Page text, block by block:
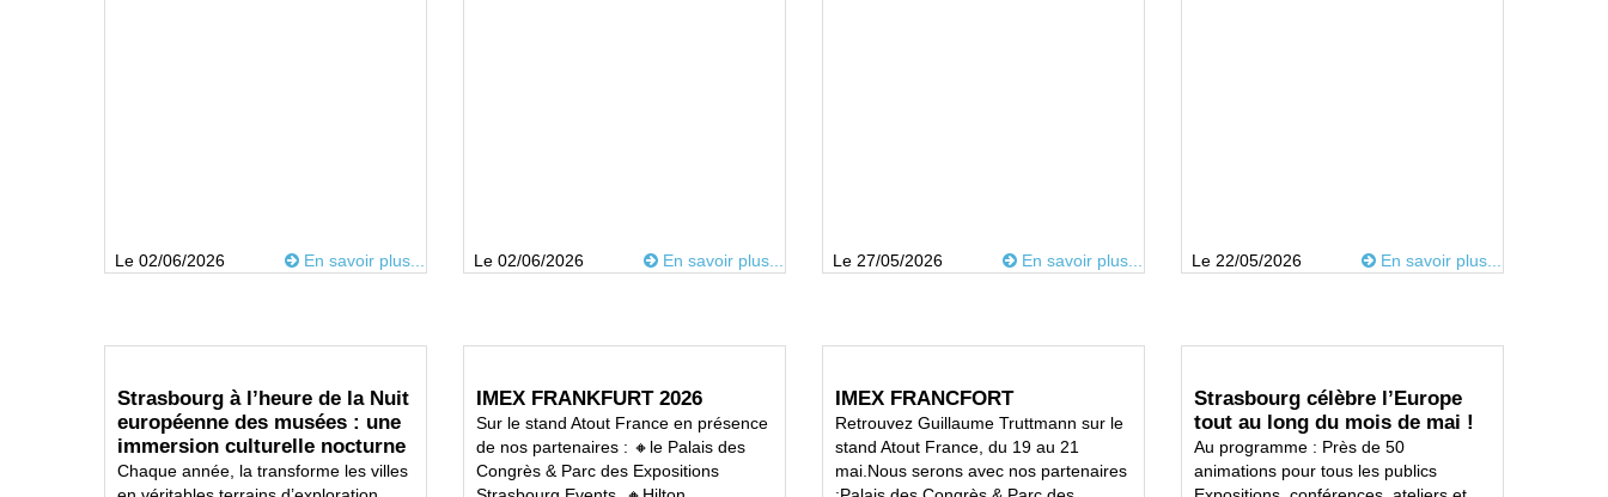
Le 02/06/2026 En savoir plus... Le 02/06/2026 En savoir plus... Le 27/05/2026 En savoir plus... Le 22/05/2026 En savoir plus...
Strasbourg à l’heure de la Nuit
européenne des musées : une
immersion culturelle nocturne
Chaque année, la transforme les villes
IMEX FRANKFURT 2026
Sur le stand Atout France en présence
de nos partenaires : 🔸le Palais des
Congrès & Parc des Expositions
IMEX FRANCFORT
Retrouvez Guillaume Truttmann sur le
stand Atout France, du 19 au 21
mai.Nous serons avec nos partenaires
Strasbourg célèbre l’Europe
tout au long du mois de mai !
Au programme : Près de 50
animations pour tous les publics